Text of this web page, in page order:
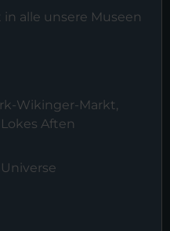
alle unsere Museen
Wikinger-Markt,
Aften